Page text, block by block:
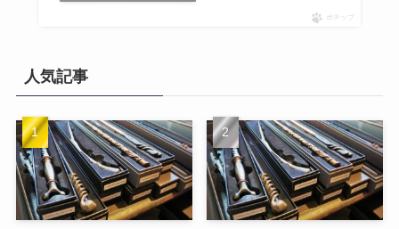
ポチップ
人気記事